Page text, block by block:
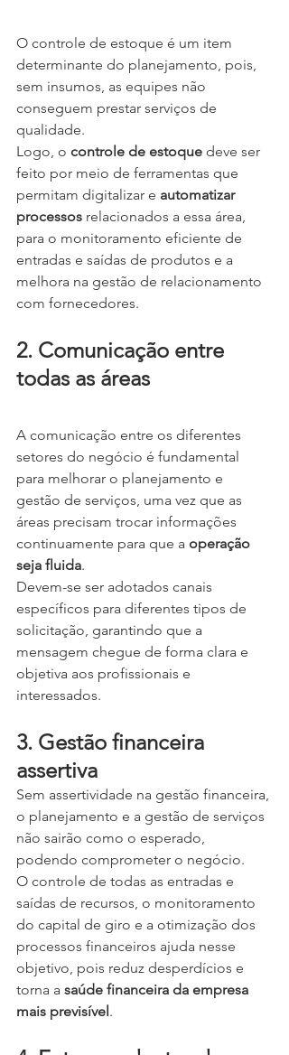
O controle de estoque é um item
determinante do planejamento, pois,
sem insumos, as equipes não
conseguem prestar serviços de
qualidade.
Logo, o controle de estoque deve ser
feito por meio de ferramentas que
permitam digitalizar e automatizar
processos relacionados a essa área,
para o monitoramento eficiente de
entradas e saídas de produtos e a
melhora na gestão de relacionamento
com fornecedores.
2. Comunicação entre
todas as áreas
A comunicação entre os diferentes
setores do negócio é fundamental
para melhorar o planejamento e
gestão de serviços, uma vez que as
áreas precisam trocar informações
continuamente para que a operação
seja fluida.
Devem-se ser adotados canais
específicos para diferentes tipos de
solicitação, garantindo que a
mensagem chegue de forma clara e
objetiva aos profissionais e
interessados.
3. Gestão financeira
assertiva
Sem assertividade na gestão financeira,
o planejamento e a gestão de serviços
não sairão como o esperado,
podendo comprometer o negócio.
O controle de todas as entradas e
saídas de recursos, o monitoramento
do capital de giro e a otimização dos
processos financeiros ajuda nesse
objetivo, pois reduz desperdícios e
torna a saúde financeira da empresa
mais previsível.